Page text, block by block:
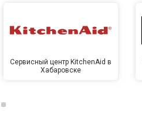
Сервисный центр KitchenAid в
Хабаровске